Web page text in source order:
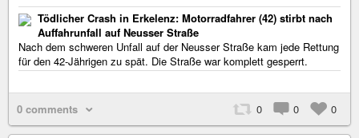
Tödlicher Crash in Erkelenz: Motorradfahrer (42) stirbt nach
Auffahrunfall auf Neusser Straße
Nach dem schweren Unfall auf der Neusser Straße kam jede Rettung
für den 42-Jährigen zu spät. Die Straße war komplett gesperrt.
0 comments 0 0 0